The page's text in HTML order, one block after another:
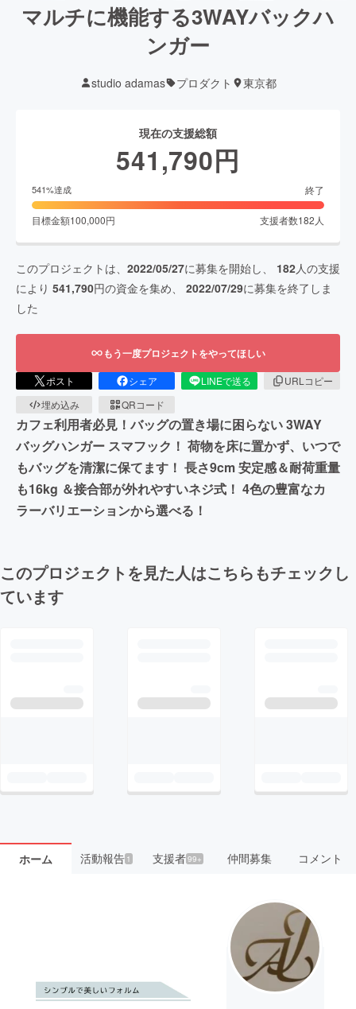
マルチに機能する3WAYバックハ
ンガー
studio adamas プロダクト 東京都
現在の支援総額
541,790円
541%達成 終了
目標金額100,000円 支援者数182 人
このプロジェクトは、 2022/05/27に募集を開始し、 182人の支援
により 541,790円の資金を集め、 2022/07/29に募集を終了しま
した
もう一度プロジェクトをやってほしい
ポスト シェア LINEで送る
URLコピー
埋め込み
QRコード
カフェ利用者必見！バッグの置き場に困らない 3WAY
バッグハンガー スマフック！ 荷物を床に置かず、いつで
もバッグを清潔に保てます！ 長さ9cm 安定感＆耐荷重量
も16kg ＆接合部が外れやすいネジ式！ 4色の豊富なカ
ラーバリエーションから選べる！
このプロジェクトを見た人はこちらもチェックし
ています
ホーム 活動報告1 支援者99+ 仲間募集 コメント